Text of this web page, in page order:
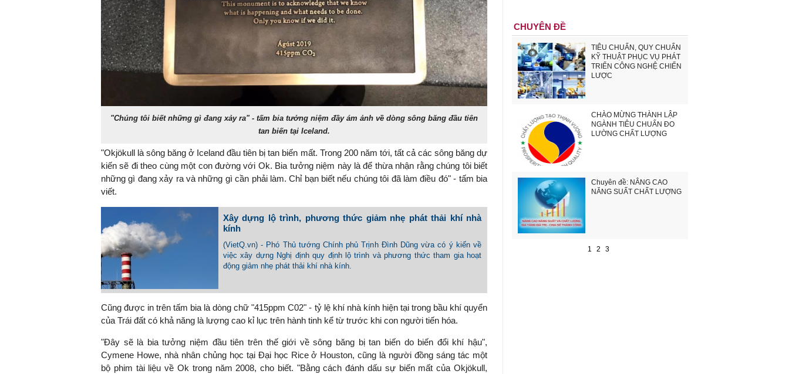
"Chúng tôi biết những gì đang xảy ra" - tấm bia tưởng niệm đầy ám ảnh về dòng sông băng đầu tiên
tan biến tại Iceland.
"Okjökull là sông băng ở Iceland đầu tiên bị tan biến mất. Trong 200 năm tới, tất cả các sông băng dự
kiến ​​sẽ đi theo cùng một con đường với Ok. Bia tưởng niệm này là để thừa nhận rằng chúng tôi biết
những gì đang xảy ra và những gì cần phải làm. Chỉ bạn biết nếu chúng tôi đã làm điều đó" - tấm bia
viết.
Xây dựng lộ trình, phương thức giảm nhẹ phát thải khí nhà
kính
(VietQ.vn) - Phó Thủ tướng Chính phủ Trịnh Đình Dũng vừa có ý kiến về
việc xây dựng Nghị định quy định lộ trình và phương thức tham gia hoạt
động giảm nhẹ phát thải khí nhà kính.
Cũng được in trên tấm bia là dòng chữ "415ppm C02" - tỷ lệ khí nhà kính hiện tại trong bầu khí quyển
của Trái đất có khả năng là lượng cao kỉ lục trên hành tinh kể từ trước khi con người tiến hóa.
"Đây sẽ là bia tưởng niệm đầu tiên trên thế giới về sông băng bị tan biến do biến đổi khí hậu",
Cymene Howe, nhà nhân chủng học tại Đại học Rice ở Houston, cũng là người đồng sáng tác một
bộ phim tài liệu về Ok trong năm 2008, cho biết. "Bằng cách đánh dấu sự biến mất của Okjökull,
CHUYÊN ĐỀ
TIÊU CHUẨN, QUY CHUẨN
KỸ THUẬT PHỤC VỤ PHÁT
TRIỂN CÔNG NGHỆ CHIẾN
LƯỢC
CHÀO MỪNG THÀNH LẬP
NGÀNH TIÊU CHUẨN ĐO
LƯỜNG CHẤT LƯỢNG
Chuyên đề: NÂNG CAO
NĂNG SUẤT CHẤT LƯỢNG
1 2 3